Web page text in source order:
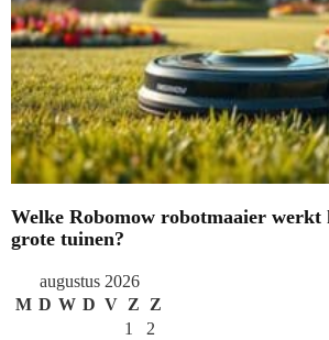
Welke Robomow robotmaaier werkt
grote tuinen?
augustus 2026
M D W D V Z
Z
1
2